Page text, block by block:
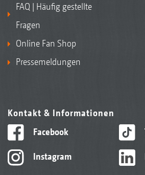
FAQ | Häufig gestellte
Fragen
Online Fan Shop
Pressemeldungen
Kontakt & Informationen
Facebook
Instagram